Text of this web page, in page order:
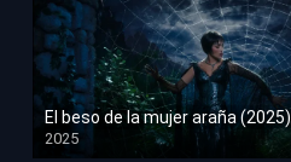
El beso de la mujer araña (2025)
2025
HD 1080p